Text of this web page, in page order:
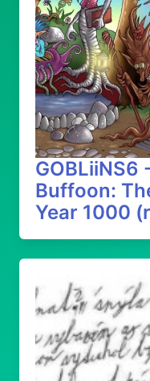
GOBLiiNS6
Buffoon:
Year 1000